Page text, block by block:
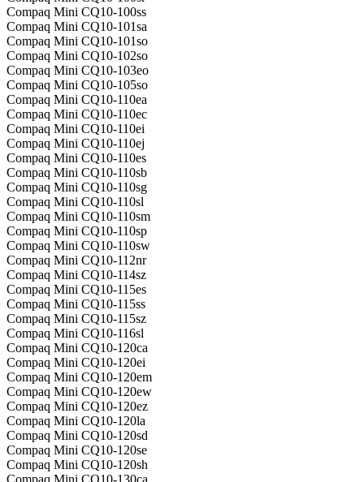
Compaq Mini CQ10-100ss
Compaq Mini CQ10-101sa
Compaq Mini CQ10-101so
Compaq Mini CQ10-102so
Compaq Mini CQ10-103eo
Compaq Mini CQ10-105so
Compaq Mini CQ10-110ea
Compaq Mini CQ10-110ec
Compaq Mini CQ10-110ei
Compaq Mini CQ10-110ej
Compaq Mini CQ10-110es
Compaq Mini CQ10-110sb
Compaq Mini CQ10-110sg
Compaq Mini CQ10-110sl
Compaq Mini CQ10-110sm
Compaq Mini CQ10-110sp
Compaq Mini CQ10-110sw
Compaq Mini CQ10-112nr
Compaq Mini CQ10-114sz
Compaq Mini CQ10-115es
Compaq Mini CQ10-115ss
Compaq Mini CQ10-115sz
Compaq Mini CQ10-116sl
Compaq Mini CQ10-120ca
Compaq Mini CQ10-120ei
Compaq Mini CQ10-120em
Compaq Mini CQ10-120ew
Compaq Mini CQ10-120ez
Compaq Mini CQ10-120la
Compaq Mini CQ10-120sd
Compaq Mini CQ10-120se
Compaq Mini CQ10-120sh